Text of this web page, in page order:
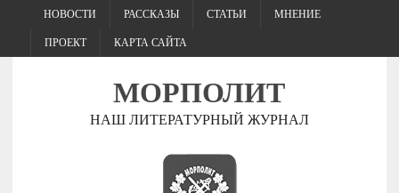
НОВОСТИ РАССКАЗЫ СТАТЬИ МНЕНИЕ
ПРОЕКТ КАРТА САЙТА
МОРПОЛИТ
НАШ ЛИТЕРАТУРНЫЙ ЖУРНАЛ